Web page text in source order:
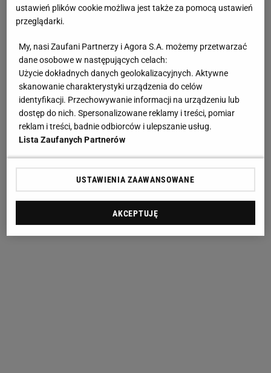
ustawień plików cookie możliwa jest także za pomocą ustawień
przeglądarki.
My, nasi Zaufani Partnerzy i Agora S.A. możemy przetwarzać
dane osobowe w następujących celach:
Użycie dokładnych danych geolokalizacyjnych. Aktywne
skanowanie charakterystyki urządzenia do celów
identyfikacji. Przechowywanie informacji na urządzeniu lub
dostęp do nich. Spersonalizowane reklamy i treści, pomiar
reklam i treści, badnie odbiorców i ulepszanie usług.
Lista Zaufanych Partnerów
USTAWIENIA ZAAWANSOWANE
AKCEPTUJĘ